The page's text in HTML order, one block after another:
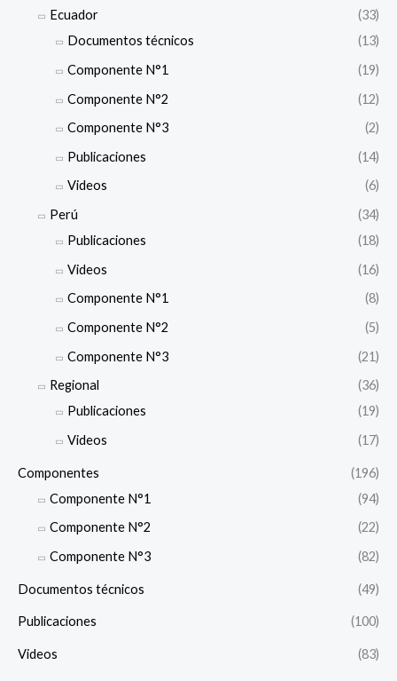
Ecuador
(33)
Documentos técnicos
(13)
Componente N°1
(19)
Componente N°2
(12)
Componente N°3
(2)
Publicaciones
(14)
Videos
(6)
Perú
(34)
Publicaciones
(18)
Videos
(16)
Componente N°1
(8)
Componente N°2
(5)
Componente N°3
(21)
Regional
(36)
Publicaciones
(19)
Videos
(17)
Componentes
(196)
Componente N°1
(94)
Componente N°2
(22)
Componente N°3
(82)
Documentos técnicos (49)
Publicaciones (100)
Videos (83)